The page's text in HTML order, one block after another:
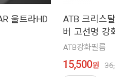
울트라HD
ATB 크리스
버 고선명 강
ATB강화필름
15,500원